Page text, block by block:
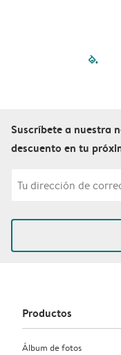
Suscríbete a nuestra
descuento en tu
Productos
Álbum de fotos